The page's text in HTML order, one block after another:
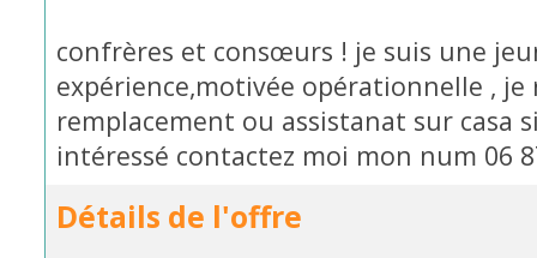
confrères et consœurs ! je suis une
expérience,motivée opérationnelle , je
remplacement ou assistanat sur casa
intéressé contactez moi mon num 06
Détails de l'offre